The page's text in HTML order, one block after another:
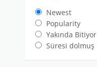
Newest
Popularity
Yakında Bitiyor
Süresi dolmuş